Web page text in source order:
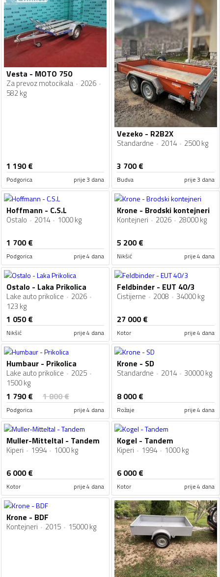
Vesta - MOTO 750
Za prevoz motocikala
2026
582 kg
1 190€
Podgorica prije 3 dana
Vezeko - R2B2X
Standardne 2014 2500 kg
3 700€
Budva prije 3 dana
Hoffmann - C.S.L
Ostalo 2014 1000 kg
1 700€
Podgorica prije 4 dana
Krone - Brodski kontejneri
Kontejneri 2026 28000 kg
5 200€
Nikšić prije 4 dana
Ostalo - Laka Prikolica
Lake auto prikolice
2026
123 kg
1 050€
Nikšić prije 4 dana
Feldbinder - EUT 40/3
Cistijerne 2008 34000 kg
27 000€
Kotor prije 4 dana
Humbaur - Prikolica
Lake auto prikolice
2025
1500 kg
1 790€ 1 800€
Podgorica prije 4 dana
Krone - SD
Standardne 2014 30000 kg
8 000€
Rožaje prije 4 dana
Muller-Mitteltal - Tandem
Kiperi 1994 1000 kg
6 000€
Kotor prije 4 dana
Kogel - Tandem
Kiperi 1994 1000 kg
6 000€
Kotor prije 4 dana
Krone - BDF
Kontejneri 2015 15000 kg